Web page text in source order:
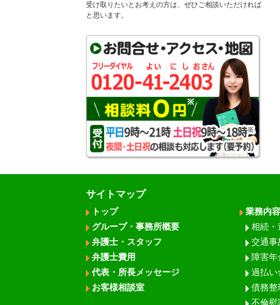
受け取りたいとお考えの方は、ぜひご相談いただければ
と思います。
サイトマップ
トップ
グループ・事務所概要
弁護士・スタッフ
弁護士費用
代表・所長メッセージ
お客様相談室
業務内
相続・
交通事
障害年
過払い
債務整
不倫慰